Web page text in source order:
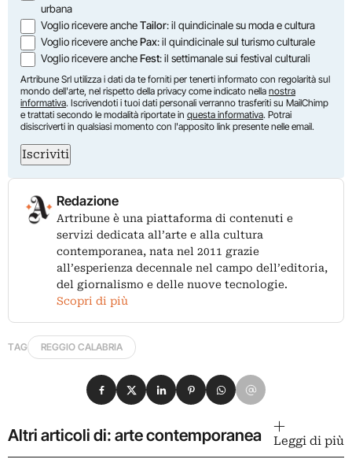
urbana
Voglio ricevere ancheTailor: il quindicinale su moda e cultura
Voglio ricevere anchePax: il quindicinale sul turismo culturale
Voglio ricevere ancheFest: il settimanale sui festival culturali
Artribune Srl utilizza i dati da te forniti per tenerti informato con regolarità sul
mondo dell'arte, nel rispetto della privacy come indicato nella nostra
informativa. Iscrivendoti i tuoi dati personali verranno trasferiti su MailChimp
e trattati secondo le modalità riportate in questa informativa. Potrai
disiscriverti in qualsiasi momento con l'apposito link presente nelle email.
Iscriviti
Redazione
Artribune è una piattaforma di contenuti e
servizi dedicata all’arte e alla cultura
contemporanea, nata nel 2011 grazie
all’esperienza decennale nel campo dell’editoria,
del giornalismo e delle nuove tecnologie.
Scopri di più
TAG REGGIO CALABRIA
Condividi su Facebook
Condividi su X
Condividi su LinkedIn
Condividi su Pinterest
Condividi su WhatsApp
Condividi su Email
Altri articoli di: arte contemporanea Leggi di più